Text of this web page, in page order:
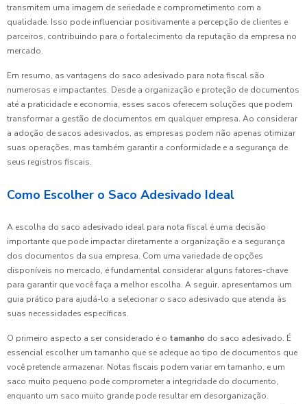
transmitem uma imagem de seriedade e comprometimento com a
qualidade. Isso pode influenciar positivamente a percepção de clientes e
parceiros, contribuindo para o fortalecimento da reputação da empresa no
mercado.
Em resumo, as vantagens do saco adesivado para nota fiscal são
numerosas e impactantes. Desde a organização e proteção de documentos
até a praticidade e economia, esses sacos oferecem soluções que podem
transformar a gestão de documentos em qualquer empresa. Ao considerar
a adoção de sacos adesivados, as empresas podem não apenas otimizar
suas operações, mas também garantir a conformidade e a segurança de
seus registros fiscais.
Como Escolher o Saco Adesivado Ideal
A escolha do saco adesivado ideal para nota fiscal é uma decisão
importante que pode impactar diretamente a organização e a segurança
dos documentos da sua empresa. Com uma variedade de opções
disponíveis no mercado, é fundamental considerar alguns fatores-chave
para garantir que você faça a melhor escolha. A seguir, apresentamos um
guia prático para ajudá-lo a selecionar o saco adesivado que atenda às
suas necessidades específicas.
O primeiro aspecto a ser considerado é o tamanho do saco adesivado. É
essencial escolher um tamanho que se adeque ao tipo de documentos que
você pretende armazenar. Notas fiscais podem variar em tamanho, e um
saco muito pequeno pode comprometer a integridade do documento,
enquanto um saco muito grande pode resultar em desorganização.